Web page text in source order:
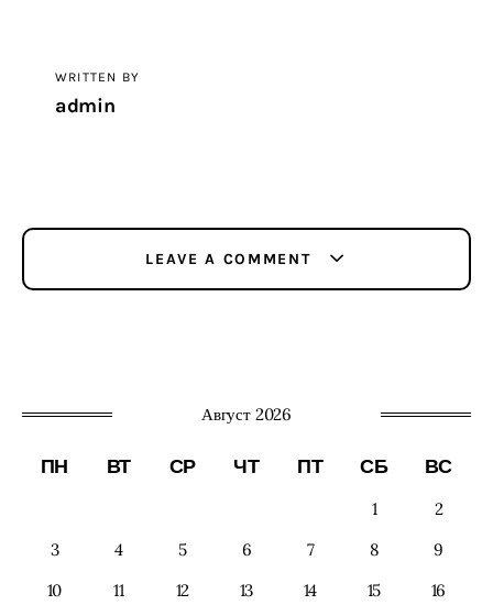
WRITTEN BY
admin
LEAVE A COMMENT
Август 2026
ПН ВТ СР ЧТ ПТ СБ ВС
1
2
3
4 5 6 7 8
9
10
11 12 13 14 15
16